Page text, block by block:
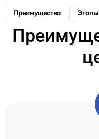
Преимущества